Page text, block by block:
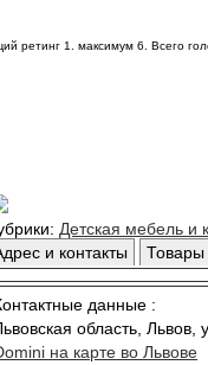
ретинг 1 . максимум 6 Всего
Детская мебель и
и контакты
Товары
данные :
область Львов
на карте во Львове